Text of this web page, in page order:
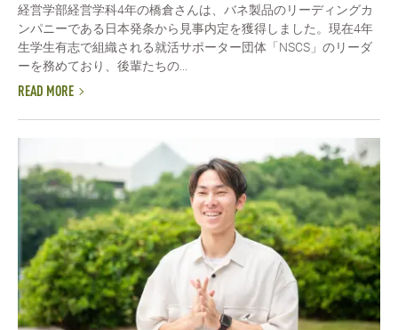
経営学部経営学科4年の橋倉さんは、バネ製品のリーディングカ
ンパニーである日本発条から見事内定を獲得しました。現在4年
生学生有志で組織される就活サポーター団体「NSCS」のリーダ
ーを務めており、後輩たちの...
READ MORE